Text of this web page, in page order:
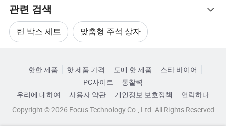
관련 검색
틴 박스 세트 맞춤형 주석 상자
모양 주석 상자
카테고리로 찾아보기
핫한 제품 핫 제품 가격 도매 핫 제품
스타 바이어
PC사이트
통찰력
우리에 대하여
사용자 약관 개인정보 보호정책
연락하다
Copyright © 2026 Focus Technology Co., Ltd. All Rights Reserved